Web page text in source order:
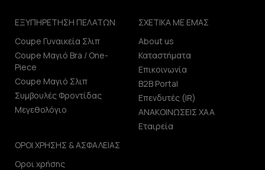
ΕΞΥΠΗΡΕΤΗΣΗ ΠΕΛΑΤΩΝ
Coupe Γυναικεία Σλιπ
Coupe Μαγιό Bra / One-
Piece
Coupe Μαγιό Σλιπ
Συμβουλές Φροντίδας
Μεγεθολόγιο
ΣΧΕΤΙΚΑ ΜΕ ΕΜΑΣ
About us
Καταστήματα
Επικοινωνία
B2B Portal
Επενδυτές (IR)
ΑΝΑΚΟΙΝΩΣΕΙΣ ΧΑΑ
Εταιρεία
ΟΡΟΙ ΧΡΗΣΗΣ & ΑΣΦΑΛΕΙΑΣ
Οροι χρήσης